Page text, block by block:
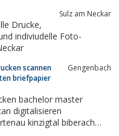
Sulz am Neckar
Drucke,
scannen
briefpapier
Gengenbach
bachelor master
digitalisieren
kinzigtal biberach